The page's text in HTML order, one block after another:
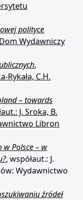
polityce
Wydawniczy
,
Rykała, C.H.
– towards
J. Sroka, B.
Libron
w Polsce – w
, współaut.: J.
Wydawnictwo
źródeł